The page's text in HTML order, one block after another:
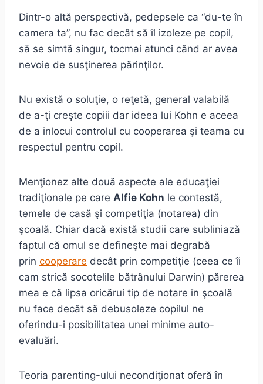
Dintr-o altă perspectivă, pedepsele ca “du-te în
camera ta”, nu fac decât să îl izoleze pe copil,
să se simtă singur, tocmai atunci când ar avea
nevoie de susţinerea părinţilor.
Nu există o soluţie, o reţetă, general valabilă
de a-ţi creşte copiii dar ideea lui Kohn e aceea
de a inlocui controlul cu cooperarea şi teama cu
respectul pentru copil.
Menţionez alte două aspecte ale educaţiei
tradiţionale pe care Alfie Kohn le contestă,
temele de casă şi competiţia (notarea) din
şcoală. Chiar dacă există studii care subliniază
faptul că omul se defineşte mai degrabă
prin cooperare decât prin competiţie (ceea ce îi
cam strică socotelile bătrânului Darwin) părerea
mea e că lipsa oricărui tip de notare în şcoală
nu face decât să debusoleze copilul ne
oferindu-i posibilitatea unei minime auto-
evaluări.
Teoria parenting-ului necondiţionat oferă în